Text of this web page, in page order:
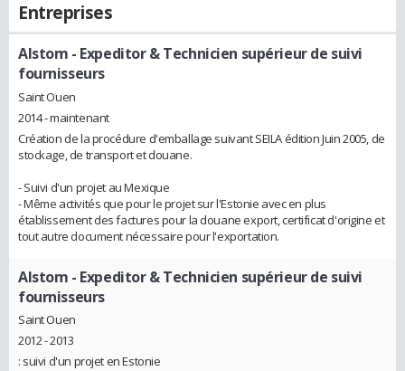
Entreprises
Alstom - Expeditor & Technicien supérieur de suivi
fournisseurs
Saint Ouen
2014 - maintenant
Création de la procédure d'emballage suivant SEILA édition Juin 2005, de
stockage, de transport et douane.
- Suivi d'un projet au Mexique
- Même activités que pour le projet sur l'Estonie avec en plus
établissement des factures pour la douane export, certificat d'origine et
tout autre document nécessaire pour l'exportation.
Alstom - Expeditor & Technicien supérieur de suivi
fournisseurs
Saint Ouen
2012 - 2013
: suivi d'un projet en Estonie